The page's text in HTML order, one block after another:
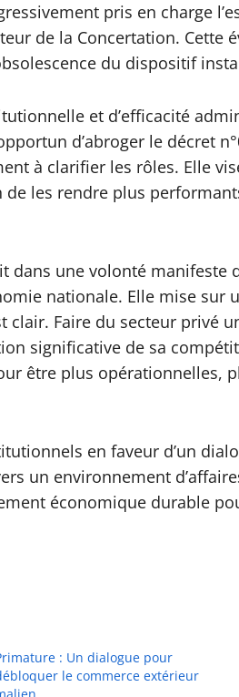
pris en charge
de la Concertation. Cette
du dispositif
et d’efficacité
d’abroger le décret
à clarifier les rôles. Elle
les rendre plus
dans une volonté
nationale. Elle mise sur
clair. Faire du secteur privé
significative de sa
être plus opérationnelles,
en faveur d’un
un environnement
économique durable
: Un dialogue pour
le commerce extérieur